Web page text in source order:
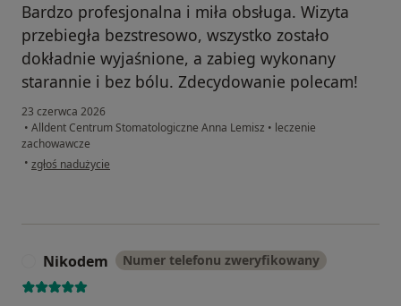
Bardzo profesjonalna i miła obsługa. Wizyta
przebiegła bezstresowo, wszystko zostało
dokładnie wyjaśnione, a zabieg wykonany
starannie i bez bólu. Zdecydowanie polecam!
23 czerwca 2026
• Alldent Centrum Stomatologiczne Anna Lemisz • leczenie
zachowawcze
• w opinii użytkownika A.N
zgłoś nadużycie
Nikodem Numer telefonu zweryfikowany